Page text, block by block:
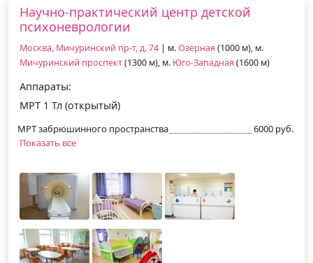
Научно-практический центр детской
психоневрологии
Москва, Мичуринский пр-т, д. 74 | м.Озёрная (1000 м), м.
Мичуринский проспект(1300 м), м. Юго-Западная (1600 м)
Аппараты:
МРТ 1 Тл (открытый)
МРТ забрюшинного пространства
6000 руб.
Показать все